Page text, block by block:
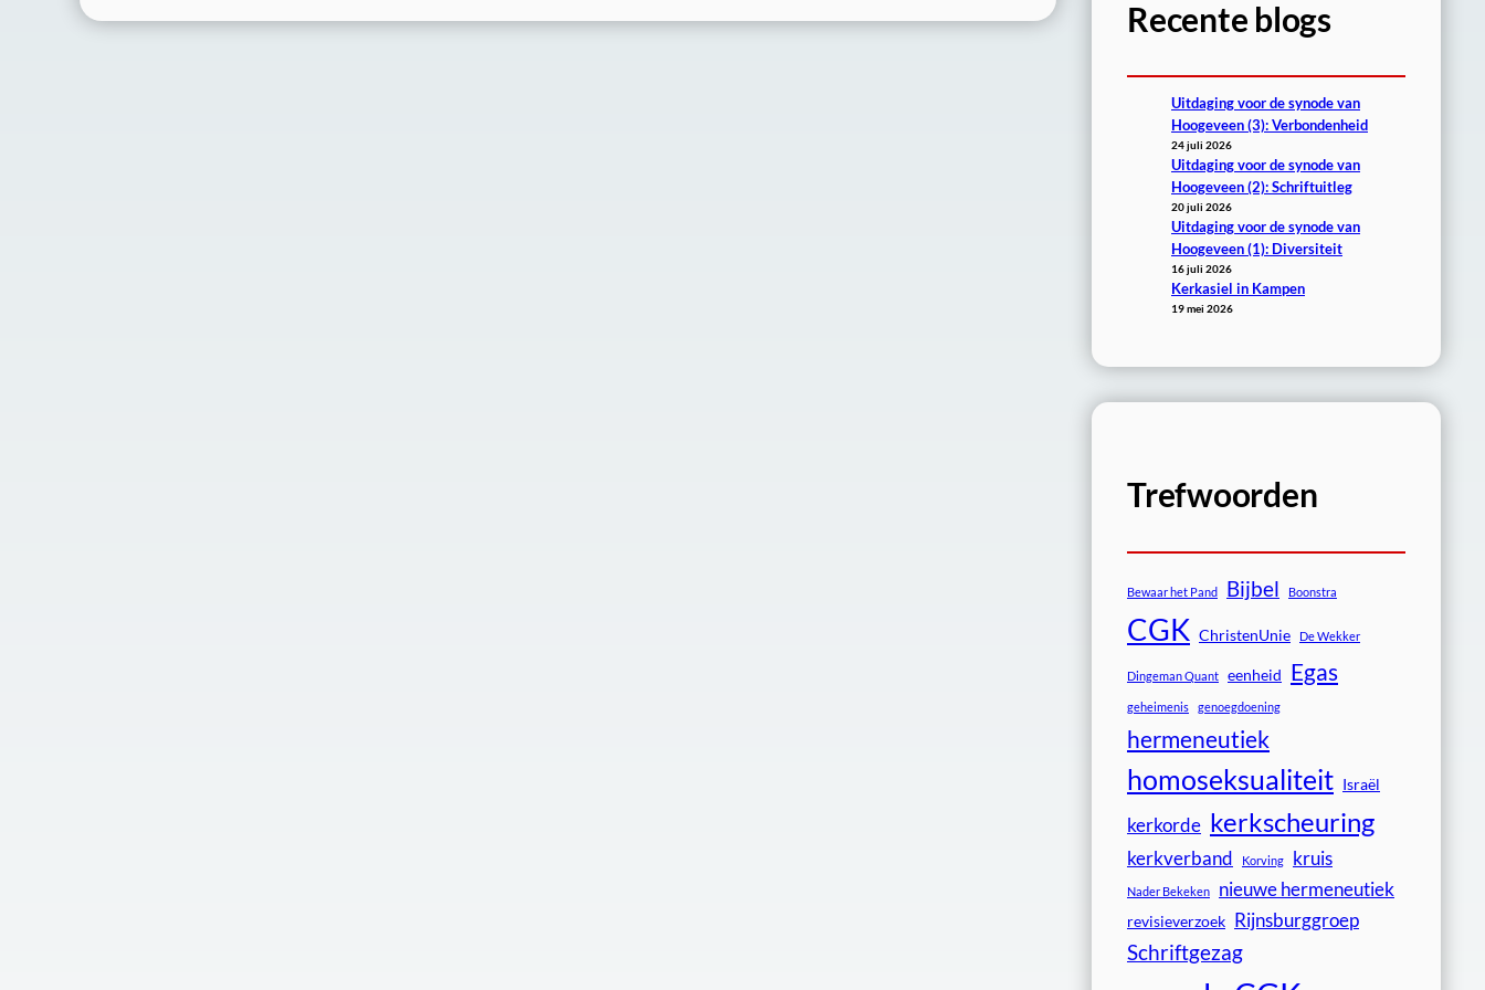
Recente blogs
Uitdaging voor de synode van
Hoogeveen (3): Verbondenheid
24 juli 2026
Uitdaging voor de synode van
Hoogeveen (2): Schriftuitleg
20 juli 2026
Uitdaging voor de synode van
Hoogeveen (1): Diversiteit
16 juli 2026
Kerkasiel in Kampen
19 mei 2026
Trefwoorden
Bewaar het Pand Bijbel Boonstra
CGK ChristenUnie De Wekker
Dingeman Quant eenheid Egas
geheimenis genoegdoening
hermeneutiek
homoseksualiteit Israël
kerkorde kerkscheuring
kerkverband Korving kruis
Nader Bekeken nieuwe hermeneutiek
revisieverzoek Rijnsburggroep
Schriftgezag